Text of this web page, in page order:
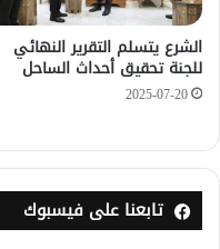
الشرع يتسلم التقرير النهائي
للجنة تحقيق أحداث الساحل
2025-07-20
تابعنا على فيسبوك